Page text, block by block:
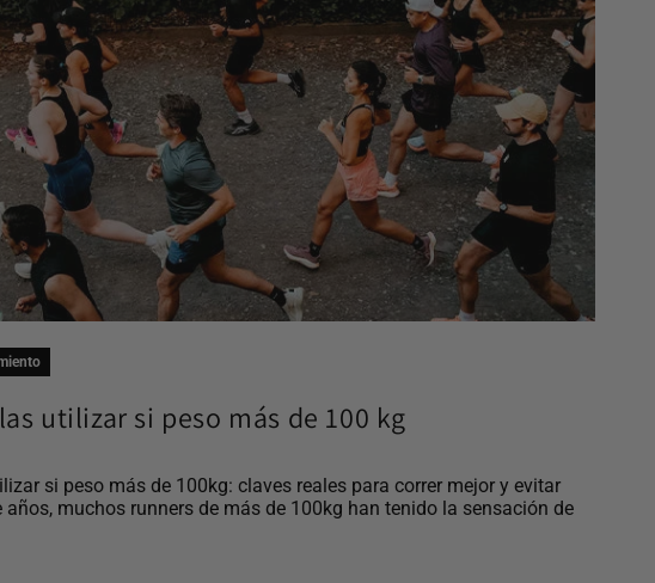
utilizar si peso más de 100 kg
si peso más de 100kg: claves reales para correr mejor y evitar
años, muchos runners de más de 100kg han tenido la sensación de